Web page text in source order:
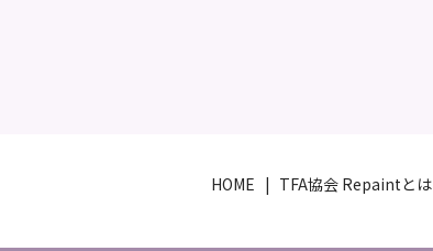
HOME TFA協会 Repaintとは